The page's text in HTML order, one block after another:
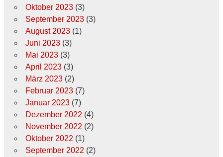
Oktober 2023(3)
September 2023(3)
August 2023(1)
Juni 2023(3)
Mai 2023(3)
April 2023(3)
März 2023(2)
Februar 2023(7)
Januar 2023(7)
Dezember 2022 (4)
November 2022 (2)
Oktober 2022 (1)
September 2022 (2)